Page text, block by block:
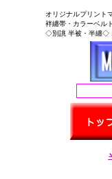
オリジナルプリント
袢纏帯・カラーベル
◇別誂 半被・半纏◇